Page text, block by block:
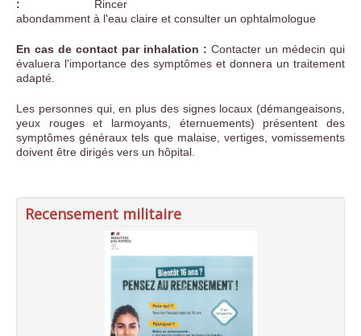
:
Rincer
abondamment à l'eau claire et consulter un ophtalmologue
En cas de contact par inhalation : Contacter un médecin qui
évaluera l'importance des symptômes et donnera un traitement
adapté.
Les personnes qui, en plus des signes locaux (démangeaisons,
yeux rouges et larmoyants, éternuements) présentent des
symptômes généraux tels que malaise, vertiges, vomissements
doivent être dirigés vers un hôpital.
Recensement militaire